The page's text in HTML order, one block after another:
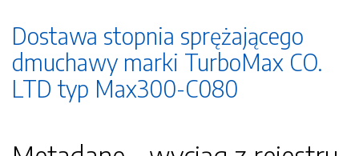
Dostawa stopnia sprężającego
dmuchawy marki TurboMax CO.
LTD typ Max300-C080